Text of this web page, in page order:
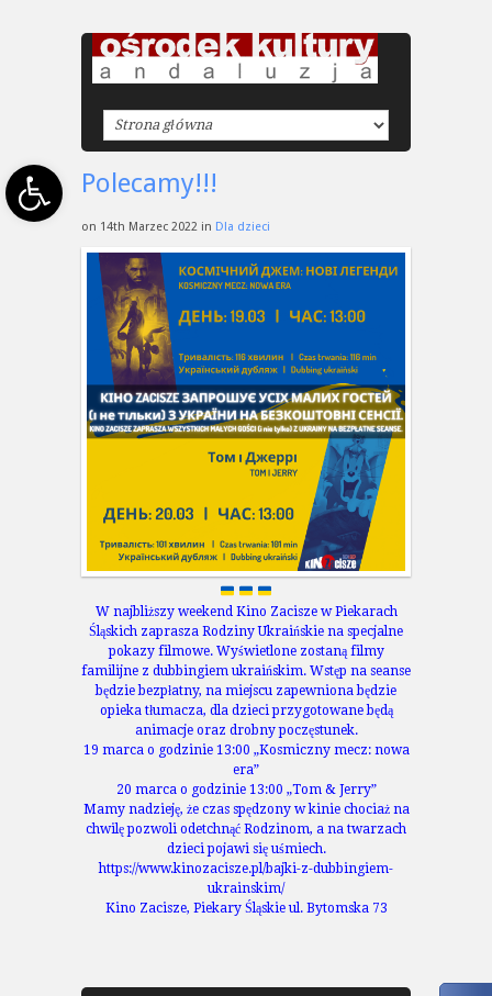
Open toolbarPolecamy!!!
on 14th Marzec 2022 in Dla dzieci
W najbliższy weekend Kino Zacisze w Piekarach
Śląskich zaprasza Rodziny Ukraińskie na specjalne
pokazy filmowe. Wyświetlone zostaną filmy
familijne z dubbingiem ukraińskim. Wstęp na seanse
będzie bezpłatny, na miejscu zapewniona będzie
opieka tłumacza, dla dzieci przygotowane będą
animacje oraz drobny poczęstunek.
19 marca o godzinie 13:00 „Kosmiczny mecz: nowa
era”
20 marca o godzinie 13:00 „Tom & Jerry”
Mamy nadzieję, że czas spędzony w kinie chociaż na
chwilę pozwoli odetchnąć Rodzinom, a na twarzach
dzieci pojawi się uśmiech.
https://www.kinozacisze.pl/bajki-z-dubbingiem-
ukrainskim/
Kino Zacisze, Piekary Śląskie ul. Bytomska 73